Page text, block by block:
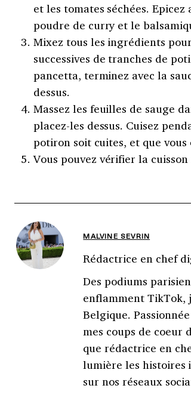
et les tomates séchées.
poudre de curry et le
Mixez tous les ingrédients
successives de tranches de
pancetta, terminez avec la
dessus.
Massez les feuilles de sauge
placez-les dessus. Cuisez
potiron soit cuites, et que
Vous pouvez vérifier la
MALVINE SEVRIN
Rédactrice en chef
Des podiums
enflamment TikTok,
Belgique.
mes coups de coeur
que rédactrice en
lumière les histoires
sur nos réseaux